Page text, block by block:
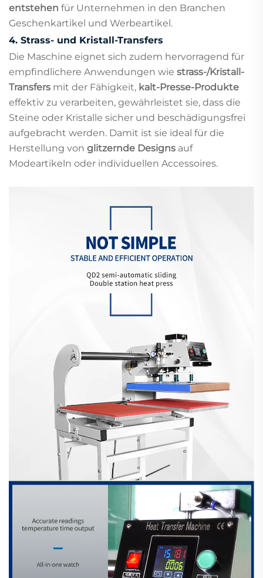
entstehen für Unternehmen in den Branchen
Geschenkartikel und Werbeartikel.
4. Strass- und Kristall-Transfers
Die Maschine eignet sich zudem hervorragend für
empfindlichere Anwendungen wie strass-/Kristall-
Transfers mit der Fähigkeit, kalt-Presse-Produkte
effektiv zu verarbeiten, gewährleistet sie, dass die
Steine oder Kristalle sicher und beschädigungsfrei
aufgebracht werden. Damit ist sie ideal für die
Herstellung von glitzernde Designs auf
Modeartikeln oder individuellen Accessoires.